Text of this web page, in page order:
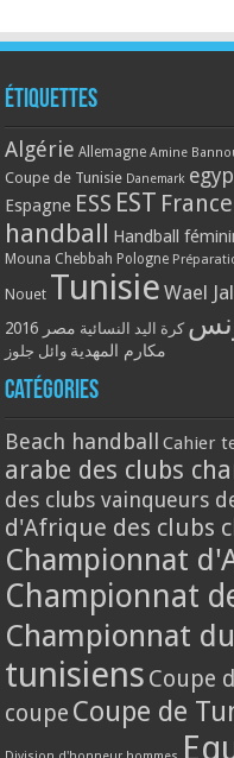
Étiquettes
Algérie Allemagne Amine
Coupe de Tunisie Danemark
Espagne ESS EST France
handball Handball
Mouna Chebbah Pologne
Nouet Tunisie Wael
كرة اليد النسائية مصر 2016
مكارم المهدية وائل جلوز
Catégories
Beach handball Cahier
arabe des clubs
des clubs vainqueurs
d'Afrique des clubs
Championnat
Championnat
Championnat
tunisiens Coupe
coupe Coupe de